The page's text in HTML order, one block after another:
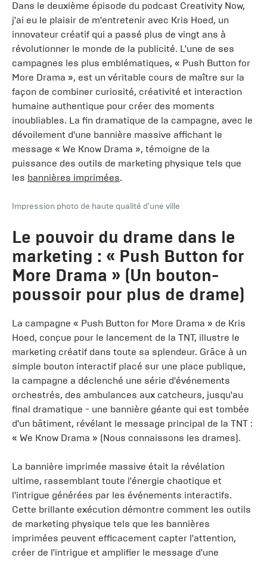
Dans le deuxième épisode du podcast Creativity Now,
j'ai eu le plaisir de m'entretenir avec Kris Hoed, un
innovateur créatif qui a passé plus de vingt ans à
révolutionner le monde de la publicité. L'une de ses
campagnes les plus emblématiques, « Push Button for
More Drama », est un véritable cours de maître sur la
façon de combiner curiosité, créativité et interaction
humaine authentique pour créer des moments
inoubliables. La fin dramatique de la campagne, avec le
dévoilement d'une bannière massive affichant le
message « We Know Drama », témoigne de la
puissance des outils de marketing physique tels que
les bannières imprimées.
Impression photo de haute qualité d'une ville
Le pouvoir du drame dans le
marketing : « Push Button for
More Drama » (Un bouton-
poussoir pour plus de drame)
La campagne « Push Button for More Drama » de Kris
Hoed, conçue pour le lancement de la TNT, illustre le
marketing créatif dans toute sa splendeur. Grâce à un
simple bouton interactif placé sur une place publique,
la campagne a déclenché une série d'événements
orchestrés, des ambulances aux catcheurs, jusqu'au
final dramatique - une bannière géante qui est tombée
d'un bâtiment, révélant le message principal de la TNT :
« We Know Drama » (Nous connaissons les drames).
La bannière imprimée massive était la révélation
ultime, rassemblant toute l'énergie chaotique et
l'intrigue générées par les événements interactifs.
Cette brillante exécution démontre comment les outils
de marketing physique tels que les bannières
imprimées peuvent efficacement capter l'attention,
créer de l'intrigue et amplifier le message d'une